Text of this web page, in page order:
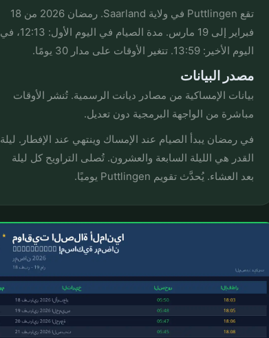
تقع Puttlingen في ولاية Saarland. رمضان 2026 من 18
فبراير إلى 19 مارس. مدة الصيام في اليوم الأول: 12:13، في
اليوم الأخير: 13:59. تتغير الأوقات على مدار 30 يومًا.
مصدر البيانات
بيانات الإمساكية من مصادر ديانت الرسمية. تُنشر الأوقات
مباشرة من الواجهة البرمجية دون تعديل.
في رمضان يبدأ الصيام عند الإمساك وينتهي عند الإفطار. ليلة
القدر هي الليلة السابعة والعشرون. تُصلى التراويح كل ليلة
بعد العشاء. يُحدَّث تقويم Puttlingen يوميًا.